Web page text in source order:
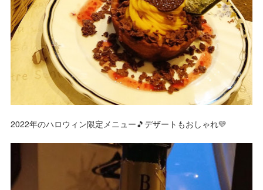
2022年のハロウィン限定メニュー🎵デザートもおしゃれ💛